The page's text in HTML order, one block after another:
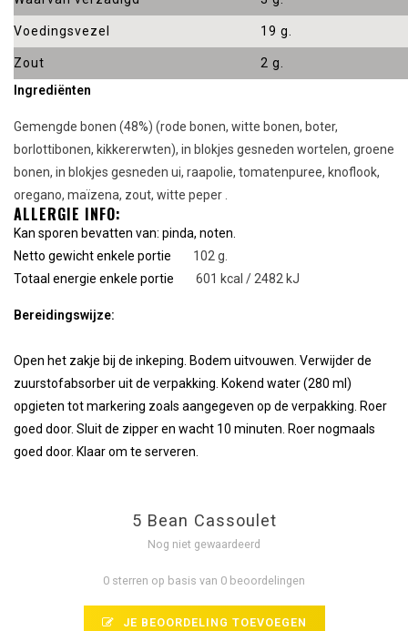
Voedingsvezel 19 g.
Zout
2 g.
Ingrediënten
Gemengde bonen (48%) (rode bonen, witte bonen, boter,
borlottibonen, kikkererwten), in blokjes gesneden wortelen, groene
bonen, in blokjes gesneden ui, raapolie, tomatenpuree, knoflook,
oregano, maïzena, zout, witte peper .
ALLERGIE INFO:
Kan sporen bevatten van: pinda, noten.
Netto gewicht enkele portie
102 g.
Totaal energie enkele portie 601 kcal / 2482 kJ
Bereidingswijze:
Open het zakje bij de inkeping. Bodem uitvouwen. Verwijder de
zuurstofabsorber uit de verpakking. Kokend water (280 ml)
opgieten tot markering zoals aangegeven op de verpakking. Roer
goed door. Sluit de zipper en wacht 10 minuten. Roer nogmaals
goed door. Klaar om te serveren.
5 Bean Cassoulet
Nog niet gewaardeerd
0 sterren op basis van 0 beoordelingen
JE BEOORDELING TOEVOEGEN